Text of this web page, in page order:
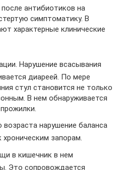
антибиотиков на
симптоматику. В
характерные клинические
Нарушение всасывания
диареей. По мере
стул становится не только
В нем обнаруживается
нарушение баланса
запорам.
в кишечник в нем
Это сопровождается